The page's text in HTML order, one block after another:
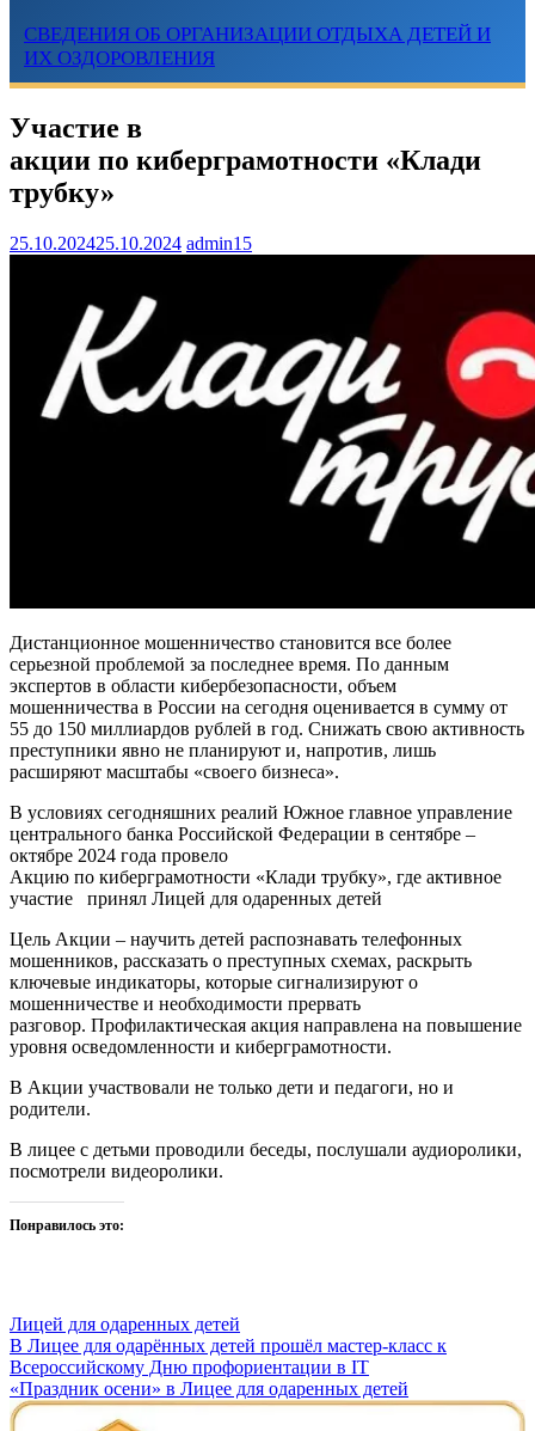
СВЕДЕНИЯ ОБ ОРГАНИЗАЦИИ ОТДЫХА ДЕТЕЙ И
ИХ ОЗДОРОВЛЕНИЯ
Участие в
акции по киберграмотности «Клади
трубку»
25.10.202425.10.2024 admin15
Дистанционное мошенничество становится все более
серьезной проблемой за последнее время. По данным
экспертов в области кибербезопасности, объем
мошенничества в России на сегодня оценивается в сумму от
55 до 150 миллиардов рублей в год. Снижать свою активность
преступники явно не планируют и, напротив, лишь
расширяют масштабы «своего бизнеса».
В условиях сегодняшних реалий Южное главное управление
центрального банка Российской Федерации в сентябре –
октябре 2024 года провело
Акцию по киберграмотности «Клади трубку», где активное
участие принял Лицей для одаренных детей
Цель Акции – научить детей распознавать телефонных
мошенников, рассказать о преступных схемах, раскрыть
ключевые индикаторы, которые сигнализируют о
мошенничестве и необходимости прервать
разговор. Профилактическая акция направлена на повышение
уровня осведомленности и киберграмотности.
В Акции участвовали не только дети и педагоги, но и
родители.
В лицее с детьми проводили беседы, послушали аудиоролики,
посмотрели видеоролики.
Понравилось это:
Лицей для одаренных детей
Навигация
по
записям
В Лицее для одарённых детей прошёл мастер-класс к
Всероссийскому Дню профориентации в IT
«Праздник осени» в Лицее для одаренных детей